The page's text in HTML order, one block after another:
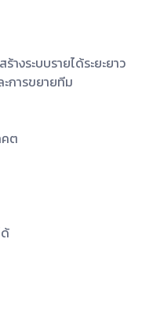
งระบบรายได้ระยะยาว
การขยายทีม
คต